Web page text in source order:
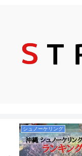
シュノーケリング